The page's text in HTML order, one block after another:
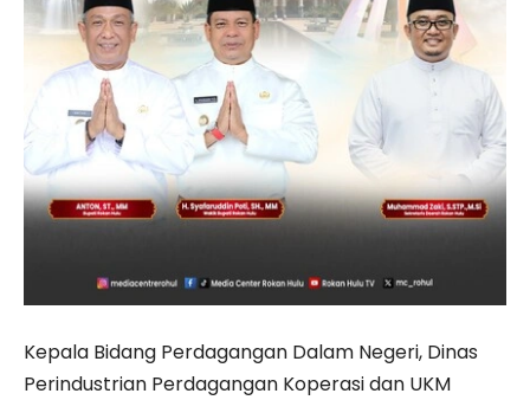
Kepala Bidang Perdagangan Dalam Negeri, Dinas
Perindustrian Perdagangan Koperasi dan UKM